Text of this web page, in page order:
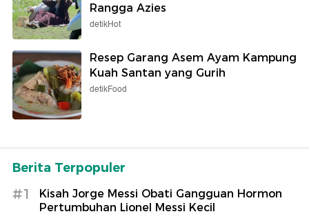
Rangga Azies
detikHot
Resep Garang Asem Ayam Kampung
Kuah Santan yang Gurih
detikFood
Berita Terpopuler
#1
Kisah Jorge Messi Obati Gangguan Hormon
Pertumbuhan Lionel Messi Kecil